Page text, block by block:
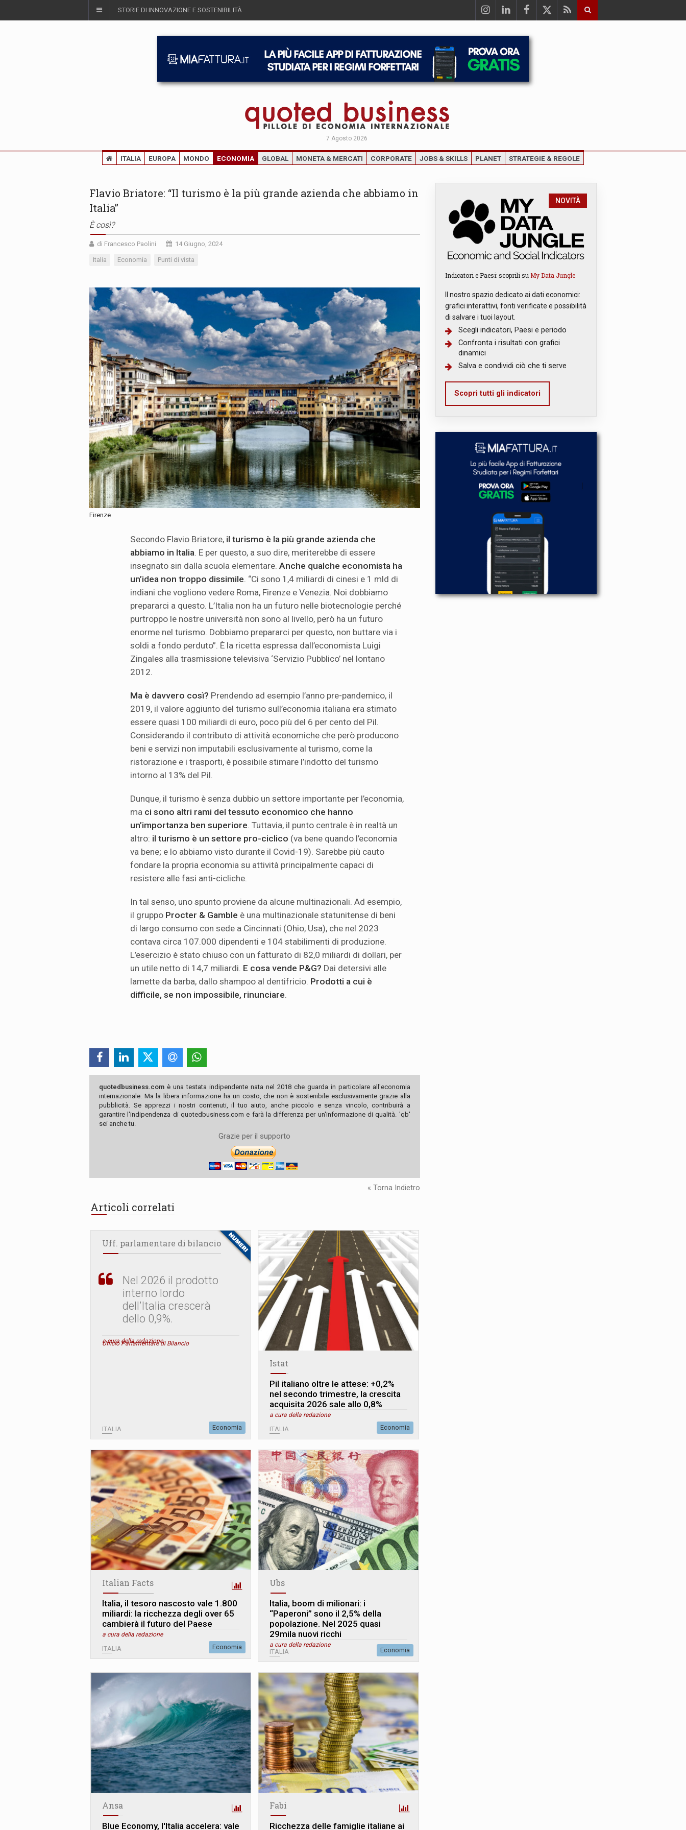
STORIE DI INNOVAZIONE E SOSTENIBILITÀ
7 Agosto 2026
ITALIA EUROPA MONDO ECONOMIA GLOBAL MONETA & MERCATI CORPORATE JOBS & SKILLS PLANET STRATEGIE & REGOLE
Flavio Briatore: “Il turismo è la più grande azienda che abbiamo in
Italia”
È così?
di Francesco Paolini 14 Giugno, 2024
Italia Economia Punti di vista
Firenze
Secondo Flavio Briatore, il turismo è la più grande azienda che
abbiamo in Italia . E per questo, a suo dire, meriterebbe di essere
insegnato sin dalla scuola elementare. Anche qualche economista ha
un’idea non troppo dissimile . “Ci sono 1,4 miliardi di cinesi e 1 mld di
indiani che vogliono vedere Roma, Firenze e Venezia. Noi dobbiamo
prepararci a questo. L’Italia non ha un futuro nelle biotecnologie perché
purtroppo le nostre università non sono al livello, però ha un futuro
enorme nel turismo. Dobbiamo prepararci per questo, non buttare via i
soldi a fondo perduto”. È la ricetta espressa dall’economista Luigi
Zingales alla trasmissione televisiva ‘Servizio Pubblico’ nel lontano
2012.
Ma è davvero così? Prendendo ad esempio l’anno pre-pandemico, il
2019, il valore aggiunto del turismo sull’economia italiana era stimato
essere quasi 100 miliardi di euro, poco più del 6 per cento del Pil.
Considerando il contributo di attività economiche che però producono
beni e servizi non imputabili esclusivamente al turismo, come la
ristorazione e i trasporti, è possibile stimare l’indotto del turismo
intorno al 13% del Pil.
Dunque, il turismo è senza dubbio un settore importante per l’economia,
ma ci sono altri rami del tessuto economico che hanno
un’importanza ben superiore . Tuttavia, il punto centrale è in realtà un
altro: il turismo è un settore pro-ciclico (va bene quando l’economia
va bene; e lo abbiamo visto durante il Covid-19). Sarebbe più cauto
fondare la propria economia su attività principalmente capaci di
resistere alle fasi anti-cicliche.
In tal senso, uno spunto proviene da alcune multinazionali. Ad esempio,
il gruppo Procter & Gamble è una multinazionale statunitense di beni
di largo consumo con sede a Cincinnati (Ohio, Usa), che nel 2023
contava circa 107.000 dipendenti e 104 stabilimenti di produzione.
L’esercizio è stato chiuso con un fatturato di 82,0 miliardi di dollari, per
un utile netto di 14,7 miliardi. E cosa vende P&G? Dai detersivi alle
lamette da barba, dallo shampoo al dentifricio. Prodotti a cui è
difficile, se non impossibile, rinunciare
quotedbusiness.com è una testata indipendente nata nel 2018 che guarda in particolare all'economia
internazionale. Ma la libera informazione ha un costo, che non è sostenibile esclusivamente grazie alla
pubblicità. Se apprezzi i nostri contenuti, il tuo aiuto, anche piccolo e senza vincolo, contribuirà a
garantire l'indipendenza di quotedbusiness.com e farà la differenza per un'informazione di qualità. 'qb'
sei anche tu.
Grazie per il supporto
« Torna Indietro
Articoli correlati
Uff. parlamentare di bilancio
Nel 2026 il prodotto
interno lordo
dell’Italia crescerà
dello 0,9%.
a cura della redazione
Ufficio Parlamentare di Bilancio
ITALIA Economia
Istat
Pil italiano oltre le attese: +0,2%
nel secondo trimestre, la crescita
acquisita 2026 sale allo 0,8%
a cura della redazione
ITALIA Economia
Italian Facts
Italia, il tesoro nascosto vale 1.800
miliardi: la ricchezza degli over 65
cambierà il futuro del Paese
a cura della redazione
ITALIA Economia
Ubs
Italia, boom di milionari: i
“Paperoni” sono il 2,5% della
popolazione. Nel 2025 quasi
29mila nuovi ricchi
a cura della redazione
ITALIA Economia
Ansa
Blue Economy, l'Italia accelera: vale
Fabi
Ricchezza delle famiglie italiane ai
NOVITÀ
Indicatori e Paesi: scoprili su My Data Jungle
Il nostro spazio dedicato ai dati economici:
grafici interattivi, fonti verificate e possibilità
di salvare i tuoi layout.
Scegli indicatori, Paesi e periodo
Confronta i risultati con grafici
dinamici
Salva e condividi ciò che ti serve
Scopri tutti gli indicatori